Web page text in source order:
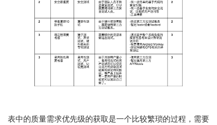
表中的质量需求优先级的获取是一个比较繁琐的过程，需要